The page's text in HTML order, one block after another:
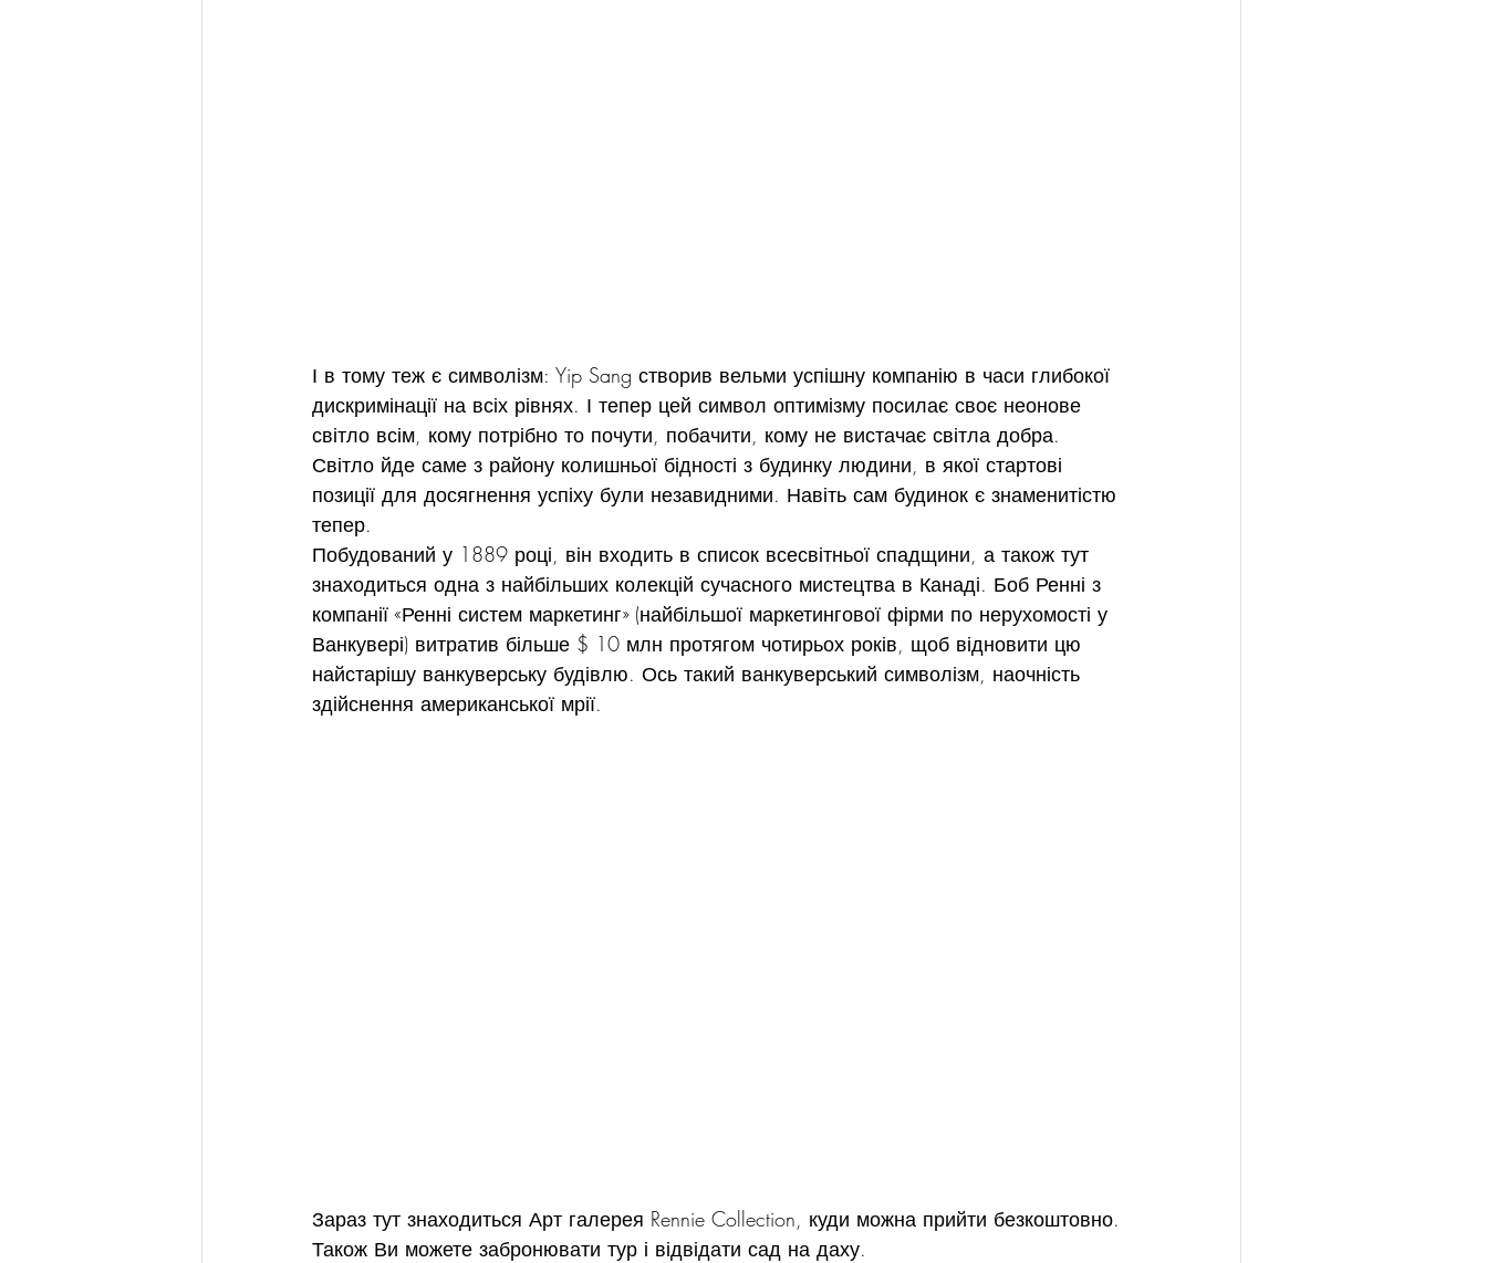
І в тому теж є символізм: Yip Sang створив вельми успішну компанію в часи глибокої
дискримінації на всіх рівнях. І тепер цей символ оптимізму посилає своє неонове
світло всім, кому потрібно то почути, побачити, кому не вистачає світла добра.
Світло йде саме з району колишньої бідності з будинку людини, в якої стартові
позиції для досягнення успіху були незавидними. Навіть сам будинок є знаменитістю
тепер.
Побудований у 1889 році, він входить в список всесвітньої спадщини, а також тут
знаходиться одна з найбільших колекцій сучасного мистецтва в Канаді. Боб Ренні з
компанії «Ренні систем маркетинг» (найбільшої маркетингової фірми по нерухомості у
Ванкувері) витратив більше $ 10 млн протягом чотирьох років, щоб відновити цю
найстарішу ванкуверську будівлю. Ось такий ванкуверський символізм, наочність
здійснення американської мрії.
Зараз тут знаходиться Арт галерея Rennie Collection, куди можна прийти безкоштовно.
Також Ви можете забронювати тур і відвідати сад на даху.